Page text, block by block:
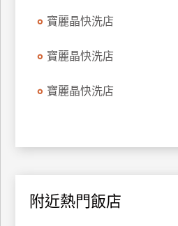
寶麗晶快洗店
寶麗晶快洗店
寶麗晶快洗店
附近熱門飯店